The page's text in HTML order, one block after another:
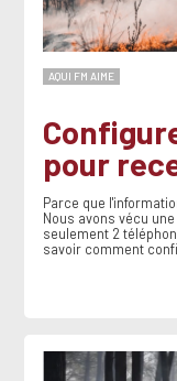
AQUI FM AIME
pour
Parce que
Nous avons vécu
seulement 2
savoir comment